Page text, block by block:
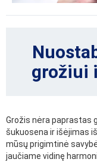
grožiui
Grožis nėra paprastas
šukuosena ir išėjimas
mūsų prigimtinė
jaučiame vidinę